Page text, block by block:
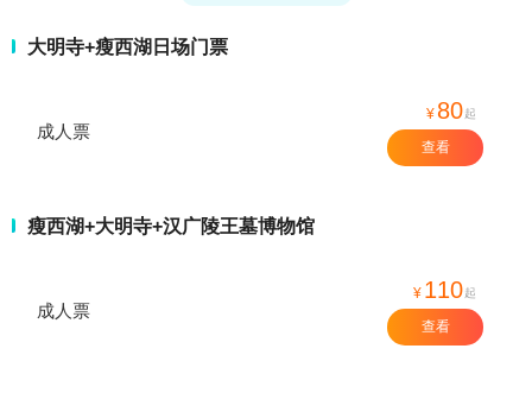
大明寺+瘦西湖日场门票
成人票
¥ 80起
查看
瘦西湖+大明寺+汉广陵王墓博物馆
成人票
¥ 110起
查看